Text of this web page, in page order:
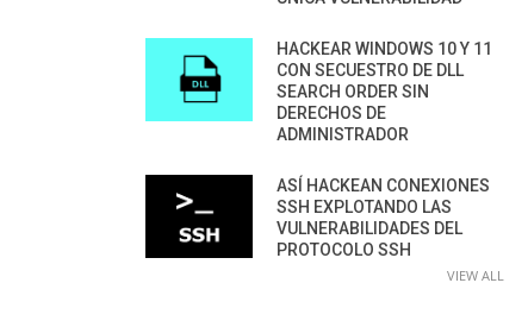
HACKEAR WINDOWS 10 Y 11
CON SECUESTRO DE DLL
SEARCH ORDER SIN
DERECHOS DE
ADMINISTRADOR
ASÍ HACKEAN CONEXIONES
SSH EXPLOTANDO LAS
VULNERABILIDADES DEL
PROTOCOLO SSH
VIEW ALL